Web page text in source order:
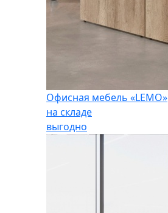
Офисная мебель «LEMO»
на складе
выгодно